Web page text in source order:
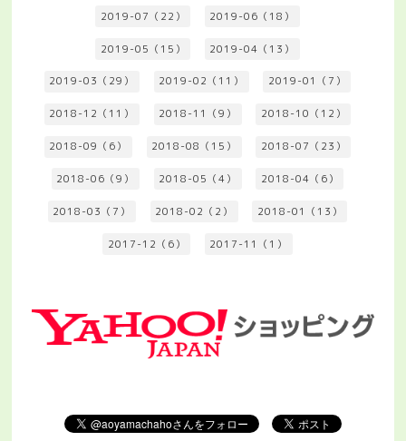
2019-07（22） 2019-06（18）
2019-05（15） 2019-04（13）
2019-03（29） 2019-02（11） 2019-01（7）
2018-12（11） 2018-11（9） 2018-10（12）
2018-09（6） 2018-08（15） 2018-07（23）
2018-06（9） 2018-05（4） 2018-04（6）
2018-03（7） 2018-02（2） 2018-01（13）
2017-12（6） 2017-11（1）